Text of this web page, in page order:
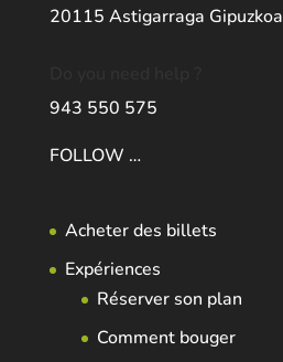
20115 Astigarraga Gipuzkoa
943 550 575
FOLLOW …
Acheter des billets
Expériences
Réserver son plan
Comment bouger